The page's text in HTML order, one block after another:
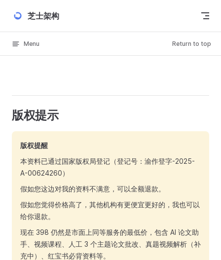
Skip to content
芝士架构
Menu Return to top
版权提示
版权提醒
本资料已通过国家版权局登记（登记号：渝作登字-2025-
A-00624260）
假如您这边对我的资料不满意，可以全额退款。
假如您觉得价格高了，其他机构有更便宜更好的，我也可以
给你退款。
现在 398 仍然是市面上同等服务的最低价，包含 AI 论文助
手、视频课程、人工 3 个主题论文批改、真题视频解析（补
充中）、红宝书必背资料等。